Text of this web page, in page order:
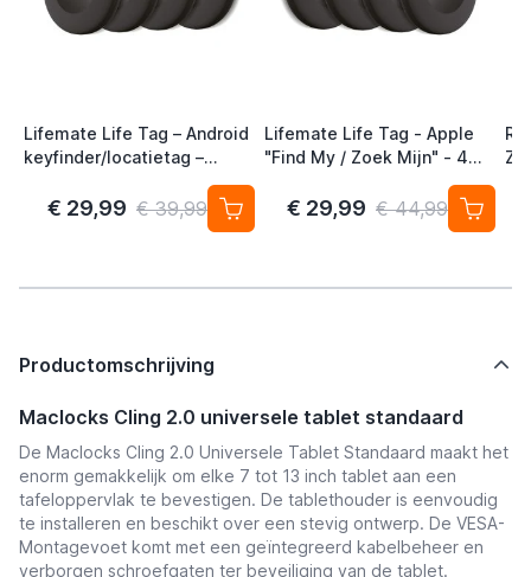
Lifemate Life Tag – Android
keyfinder/locatietag –
Android/Google Find My
Device – 4-pack
€ 29,99 € 39,99
Lifemate Life Tag - Apple
"Find My / Zoek Mijn" - 4
Pack - AirTag Alternatief
€ 29,99 € 44,99
Productomschrijving
Maclocks Cling 2.0 universele tablet standaard
De Maclocks Cling 2.0 Universele Tablet Standaard maakt het
enorm gemakkelijk om elke 7 tot 13 inch tablet aan een
tafeloppervlak te bevestigen. De tablethouder is eenvoudig
te installeren en beschikt over een stevig ontwerp. De VESA-
Montagevoet komt met een geïntegreerd kabelbeheer en
verborgen schroefgaten ter beveiliging van de tablet.